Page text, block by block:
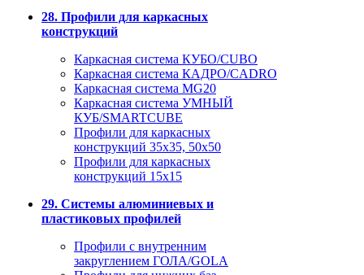
28. Профили для каркасных
конструкций
Каркасная система КУБО/CUBO
Каркасная система КАДРО/CADRO
Каркасная система MG20
Каркасная система УМНЫЙ
КУБ/SMARTCUBE
Профили для каркасных
конструкций 35x35, 50x50
Профили для каркасных
конструкций 15х15
29. Системы алюминиевых и
пластиковых профилей
Профили с внутренним
закруглением ГОЛА/GOLA